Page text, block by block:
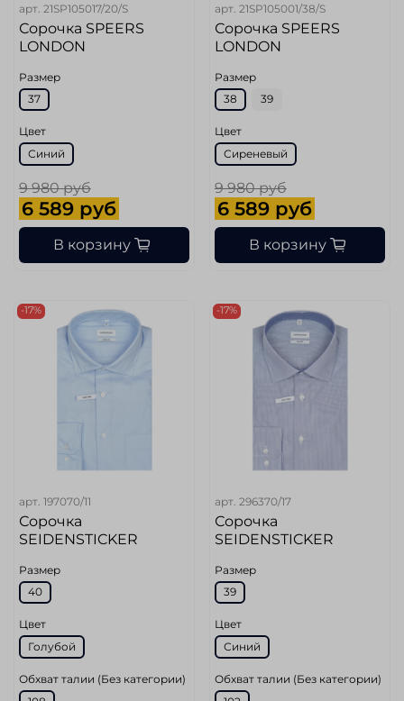
арт. 21SP105017/20/S
Сорочка SPEERS
LONDON
Размер
37
Цвет
Синий
9 980 руб
6 589 руб
В корзину
арт. 21SP105001/38/S
Сорочка SPEERS
LONDON
Размер
38
39
Цвет
Сиреневый
9 980 руб
6 589 руб
В корзину
-17%
арт. 197070/11
Сорочка
SEIDENSTICKER
Размер
40
Цвет
Голубой
Обхват талии (Без категории)
-17%
арт. 296370/17
Сорочка
SEIDENSTICKER
Размер
39
Цвет
Синий
Обхват талии (Без категории)